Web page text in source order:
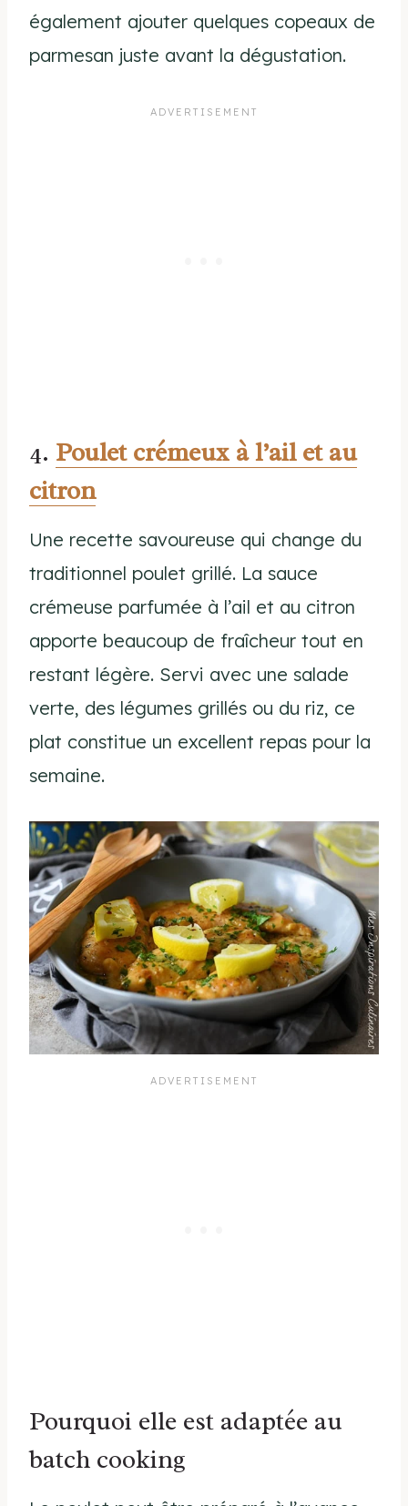
également ajouter quelques copeaux de
parmesan juste avant la dégustation.
4. Poulet crémeux à l’ail et au
citron
Une recette savoureuse qui change du
traditionnel poulet grillé. La sauce
crémeuse parfumée à l’ail et au citron
apporte beaucoup de fraîcheur tout en
restant légère. Servi avec une salade
verte, des légumes grillés ou du riz, ce
plat constitue un excellent repas pour la
semaine.
Pourquoi elle est adaptée au
batch cooking